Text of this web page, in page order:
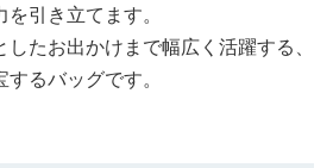
引き立てます。
たお出かけまで幅広く活躍する、
るバッグです。